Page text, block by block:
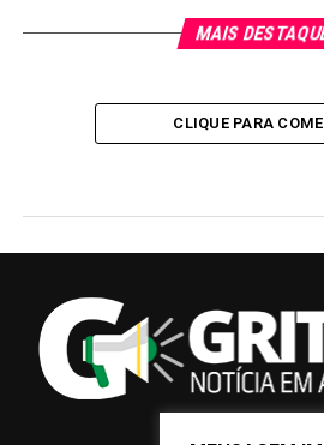
MAIS
CLIQUE PARA